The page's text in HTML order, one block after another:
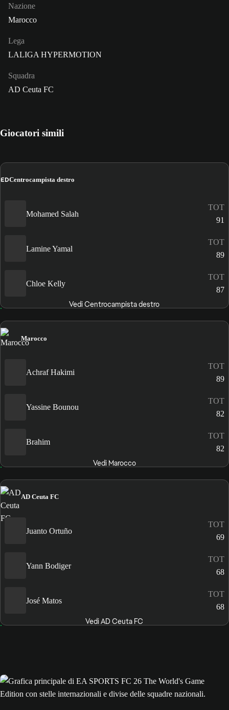
Nazione
Marocco
Lega
LALIGA HYPERMOTION
Squadra
AD Ceuta FC
Giocatori simili
EDCentrocampista destro
Mohamed Salah
TOT
91
Lamine Yamal
TOT
89
Chloe Kelly
TOT
87
Vedi Centrocampista destro
Marocco
Achraf Hakimi
TOT
89
Yassine Bounou
TOT
82
Brahim
TOT
82
Vedi Marocco
AD Ceuta FC
Juanto Ortuño
TOT
69
Yann Bodiger
TOT
68
José Matos
TOT
68
Vedi AD Ceuta FC